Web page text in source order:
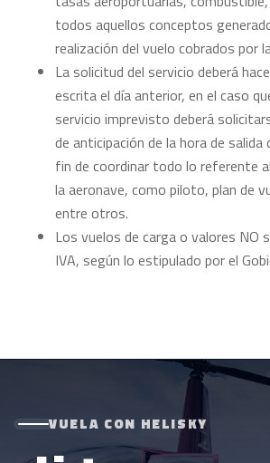
todos aquellos conceptos
realización del vuelo cobrados por la
La solicitud del servicio deberá
escrita el día anterior, en el caso
servicio imprevisto deberá
de anticipación de la hora de salida
fin de coordinar todo lo referente
la aeronave, como piloto, plan de
entre otros.
Los vuelos de carga o valores NO
IVA, según lo estipulado por el
VUELA CON HELISKY